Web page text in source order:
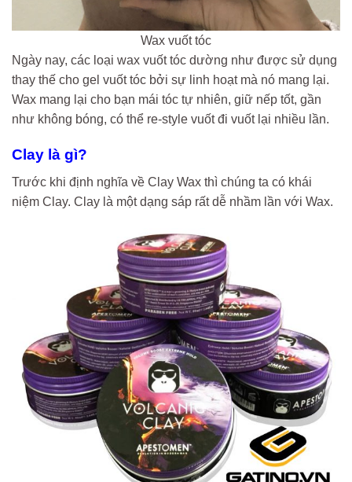
Wax vuốt tóc
Ngày nay, các loại wax vuốt tóc dường như được sử dụng
thay thế cho gel vuốt tóc bởi sự linh hoạt mà nó mang lại.
Wax mang lại cho bạn mái tóc tự nhiên, giữ nếp tốt, gần
như không bóng, có thể re-style vuốt đi vuốt lại nhiều lần.
Clay là gì?
Trước khi định nghĩa về Clay Wax thì chúng ta có khái
niệm Clay. Clay là một dạng sáp rất dễ nhầm lần với Wax.